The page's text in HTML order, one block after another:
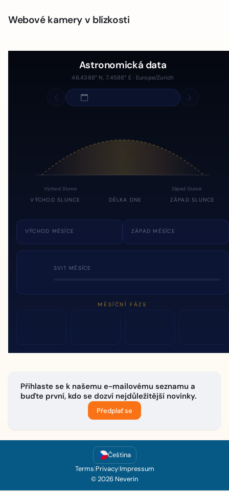
Webové kamery v blízkosti
Astronomická data
46.4388° N, 7.4588° E · Europe/Zurich
Východ Slunce Západ Slunce
VÝCHOD SLUNCE DÉLKA DNE ZÁPAD SLUNCE
VÝCHOD MĚSÍCE ZÁPAD MĚSÍCE
SVIT MĚSÍCE
MĚSÍČNÍ FÁZE
Přihlaste se k našemu e-mailovému seznamu a
buďte první, kdo se dozví nejdůležitější novinky.
Předplať se
Čeština
Terms|Privacy|Impressum
© 2026 Neverin